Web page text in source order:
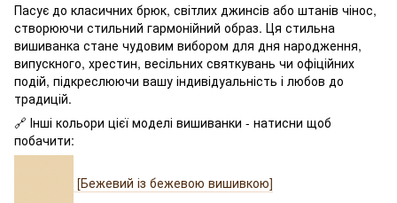
Пасує до класичних брюк, світлих джинсів або штанів чінос,
створюючи стильний гармонійний образ. Ця стильна
вишиванка стане чудовим вибором для дня народження,
випускного, хрестин, весільних святкувань чи офіційних
подій, підкреслюючи вашу індивідуальність і любов до
традицій.
🔗 Інші кольори цієї моделі вишиванки - натисни щоб
побачити:
[Бежевий із бежевою вишивкою]